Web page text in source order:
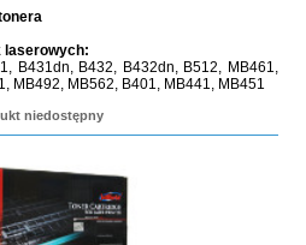
laserowych:
B431dn, B432, B432dn, B512, MB461,
MB492, MB562, B401, MB441, MB451
niedostępny